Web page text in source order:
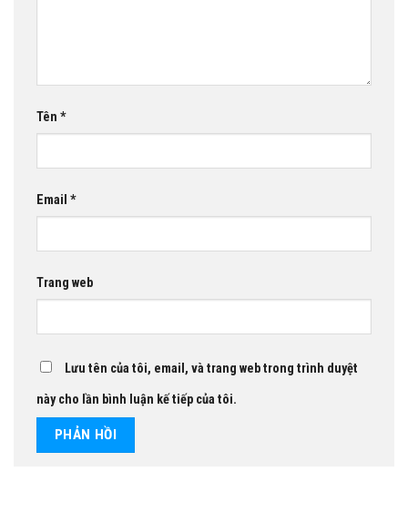
Tên *
Email *
Trang web
Lưu tên của tôi, email, và trang web trong trình duyệt
này cho lần bình luận kế tiếp của tôi.